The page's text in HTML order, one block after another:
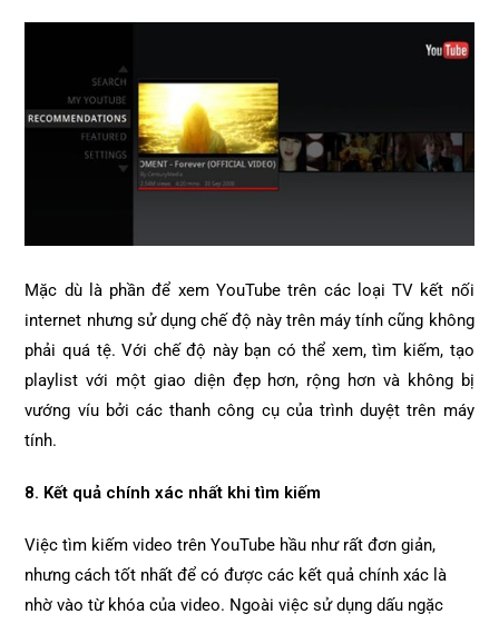
Mặc dù là phần để xem YouTube trên các loại TV kết nối
internet nhưng sử dụng chế độ này trên máy tính cũng không
phải quá tệ. Với chế độ này bạn có thể xem, tìm kiếm, tạo
playlist với một giao diện đẹp hơn, rộng hơn và không bị
vướng víu bởi các thanh công cụ của trình duyệt trên máy
tính.
8. Kết quả chính xác nhất khi tìm kiếm
Việc tìm kiếm video trên YouTube hầu như rất đơn giản,
nhưng cách tốt nhất để có được các kết quả chính xác là
nhờ vào từ khóa của video. Ngoài việc sử dụng dấu ngặc